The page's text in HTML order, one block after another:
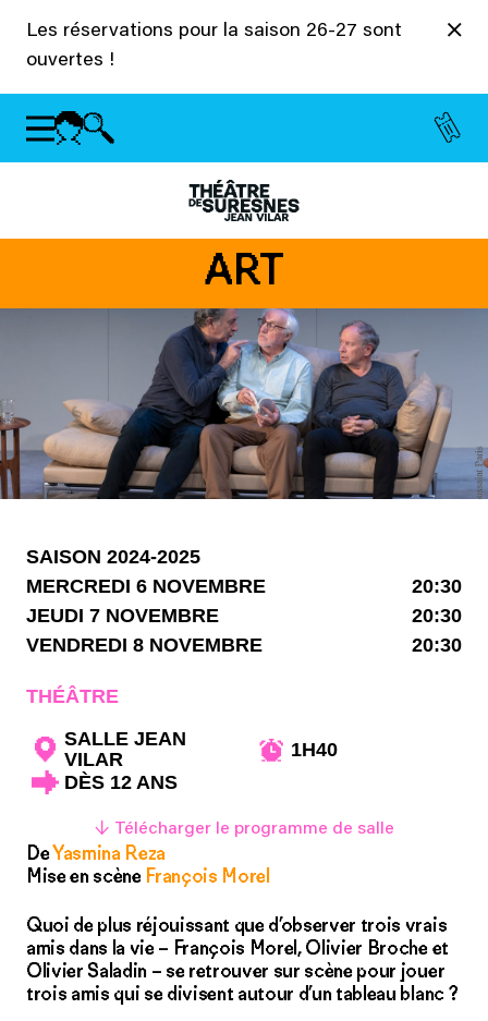
Les réservations pour la saison 26-27 sont
ouvertes !
ART
SAISON 2024-2025
MERCREDI 6 NOVEMBRE
20:30
JEUDI 7 NOVEMBRE
20:30
VENDREDI 8 NOVEMBRE
20:30
THÉÂTRE
SALLE JEAN
VILAR
1H40
DÈS 12 ANS
↓ Télécharger le programme de salle
DeYasmina Reza
Mise en scène François Morel
Quoi de plus réjouissant que d’observer trois vrais
amis dans la vie – François Morel, Olivier Broche et
Olivier Saladin – se retrouver sur scène pour jouer
trois amis qui se divisent autour d’un tableau blanc ?